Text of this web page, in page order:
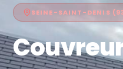
SEINE-SAINT-DENIS (